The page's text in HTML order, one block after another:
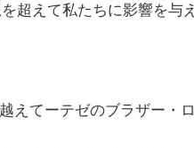
超えて私たちに影響を与
典
えてーテゼのブラザー・ロ